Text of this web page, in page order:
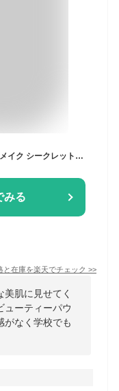
みる
と在庫を楽天でチェック >>
肌に見せてく
ューティーパウ
がなく学校でも